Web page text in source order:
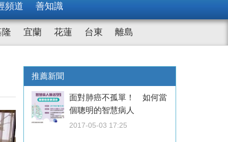
頻道 善知識
隆 宜蘭 花蓮 台東 離島
推薦新聞
面對肺癌不孤單！ 如何當
個聰明的智慧病人
2017-05-03 17:25